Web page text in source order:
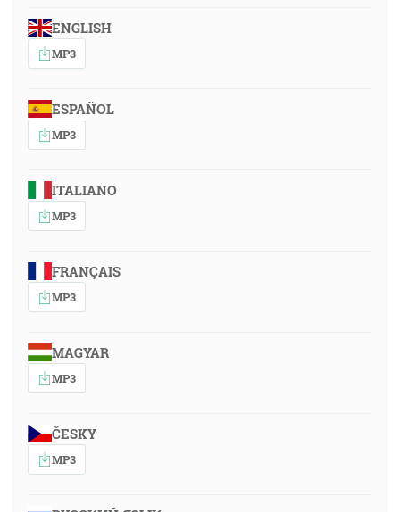
ENGLISH
MP3
ESPAÑOL
MP3
ITALIANO
MP3
FRANÇAIS
MP3
MAGYAR
MP3
ČESKY
MP3